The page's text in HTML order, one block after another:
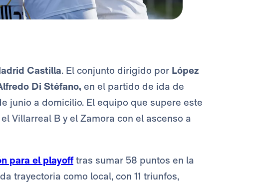
Castilla. El conjunto dirigido por López
Di Stéfano, en el partido de ida de
junio a domicilio. El equipo que supere este
Villarreal B y el Zamora con el ascenso a
para el playofftras sumar 58 puntos en la
trayectoria como local, con 11 triunfos,